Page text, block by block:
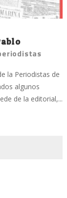
la Periodistas de
algunos
de la editorial,...